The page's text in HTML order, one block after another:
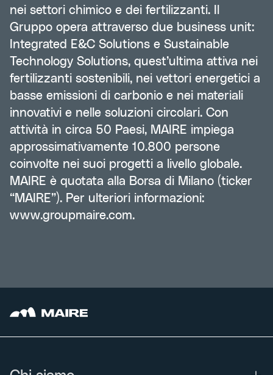
nei settori chimico e dei fertilizzanti. Il
Gruppo opera attraverso due business unit:
Integrated E&C Solutions e Sustainable
Technology Solutions, quest’ultima attiva nei
fertilizzanti sostenibili, nei vettori energetici a
basse emissioni di carbonio e nei materiali
innovativi e nelle soluzioni circolari. Con
attività in circa 50 Paesi, MAIRE impiega
approssimativamente 10.800 persone
coinvolte nei suoi progetti a livello globale.
MAIRE è quotata alla Borsa di Milano (ticker
“MAIRE”). Per ulteriori informazioni:
www.groupmaire.com.